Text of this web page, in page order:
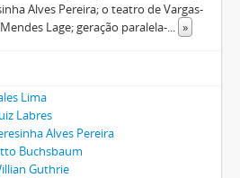
Alves Pereira; o teatro de Vargas-
Lage; geração paralela-... »
Lima
Labres
Alves Pereira
Buchsbaum
Guthrie